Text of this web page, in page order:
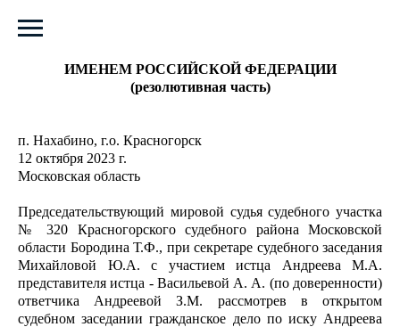
ИМЕНЕМ РОССИЙСКОЙ ФЕДЕРАЦИИ
(резолютивная часть)
п. Нахабино, г.о. Красногорск
12 октября 2023 г.
Московская область
Председательствующий мировой судья судебного участка
№ 320 Красногорского судебного района Московской
области Бородина Т.Ф., при секретаре судебного заседания
Михайловой Ю.А. с участием истца Андреева М.А.
представителя истца - Васильевой А. А. (по доверенности)
ответчика Андреевой З.М. рассмотрев в открытом
судебном заседании гражданское дело по иску Андреева